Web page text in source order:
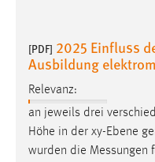
[PDF] 2025 Einfluss
Ausbildung
Relevanz:
an jeweils drei
Höhe in der xy-Ebene
wurden die Messungen